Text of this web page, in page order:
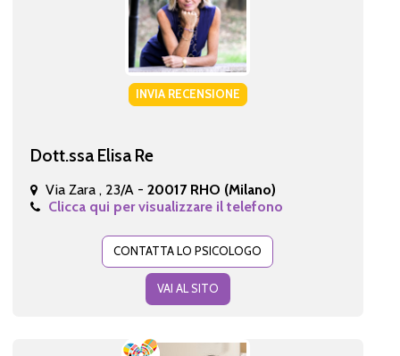
INVIA RECENSIONE
Dott.ssa Elisa Re
Via Zara , 23/A - 20017 RHO (Milano)
Clicca qui per visualizzare il telefono
CONTATTA LO PSICOLOGO
VAI AL SITO